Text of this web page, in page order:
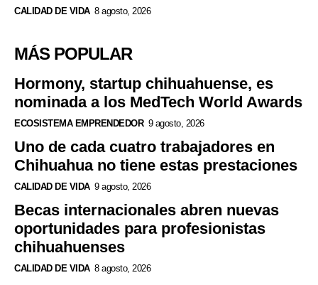
CALIDAD DE VIDA 8 agosto, 2026
MÁS POPULAR
Hormony, startup chihuahuense, es
nominada a los MedTech World Awards
ECOSISTEMA EMPRENDEDOR 9 agosto, 2026
Uno de cada cuatro trabajadores en
Chihuahua no tiene estas prestaciones
CALIDAD DE VIDA 9 agosto, 2026
Becas internacionales abren nuevas
oportunidades para profesionistas
chihuahuenses
CALIDAD DE VIDA 8 agosto, 2026